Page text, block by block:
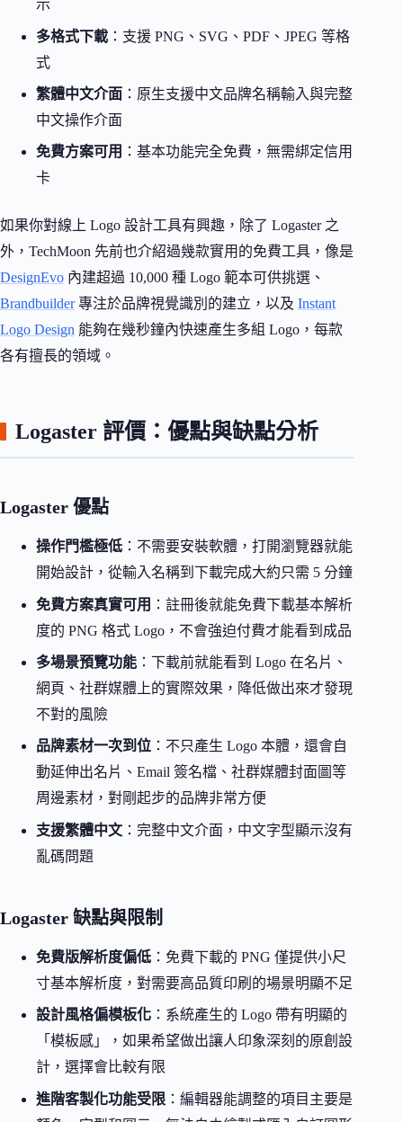
示
多格式下載 ：支援 PNG、SVG、PDF、JPEG 等格
式
繁體中文介面 ：原生支援中文品牌名稱輸入與完整
中文操作介面
免費方案可用 ：基本功能完全免費，無需綁定信用
卡
如果你對線上 Logo 設計工具有興趣，除了 Logaster 之
外，TechMoon 先前也介紹過幾款實用的免費工具，像是
DesignEvo 內建超過 10,000 種 Logo 範本可供挑選、
Brandbuilder專注於品牌視覺識別的建立，以及 Instant
Logo Design 能夠在幾秒鐘內快速產生多組 Logo，每款
各有擅長的領域。
Logaster 評價：優點與缺點分析
Logaster 優點
操作門檻極低 ：不需要安裝軟體，打開瀏覽器就能
開始設計，從輸入名稱到下載完成大約只需 5 分鐘
免費方案真實可用 ：註冊後就能免費下載基本解析
度的 PNG 格式 Logo，不會強迫付費才能看到成品
多場景預覽功能 ：下載前就能看到 Logo 在名片、
網頁、社群媒體上的實際效果，降低做出來才發現
不對的風險
品牌素材一次到位 ：不只產生 Logo 本體，還會自
動延伸出名片、Email 簽名檔、社群媒體封面圖等
周邊素材，對剛起步的品牌非常方便
支援繁體中文 ：完整中文介面，中文字型顯示沒有
亂碼問題
Logaster 缺點與限制
免費版解析度偏低 ：免費下載的 PNG 僅提供小尺
寸基本解析度，對需要高品質印刷的場景明顯不足
設計風格偏模板化 ：系統產生的 Logo 帶有明顯的
「模板感」，如果希望做出讓人印象深刻的原創設
計，選擇會比較有限
進階客製化功能受限 ：編輯器能調整的項目主要是